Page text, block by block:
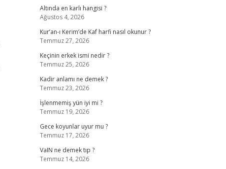
Altında en karlı hangisi ?
Ağustos 4, 2026
Kur’an-ı Kerim’de Kaf harfi nasıl okunur ?
Temmuz 27, 2026
Keçinin erkek ismi nedir ?
Temmuz 25, 2026
Kadir anlamı ne demek ?
Temmuz 23, 2026
İşlenmemiş yün iyi mi ?
Temmuz 19, 2026
Gece koyunlar uyur mu ?
Temmuz 17, 2026
VaIN ne demek tıp ?
Temmuz 14, 2026